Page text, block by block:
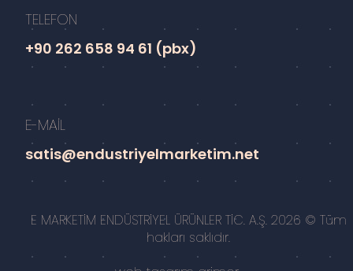
TELEFON
+90 262 658 94 61 (pbx)
E-MAİL
satis@endustriyelmarketim.net
E MARKETİM ENDÜSTRİYEL ÜRÜNLER TİC. A.Ş. 2026 © Tüm
hakları saklıdır.